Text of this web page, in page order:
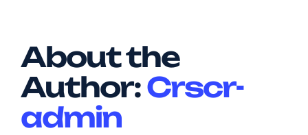
About the
Author:Crscr-
admin